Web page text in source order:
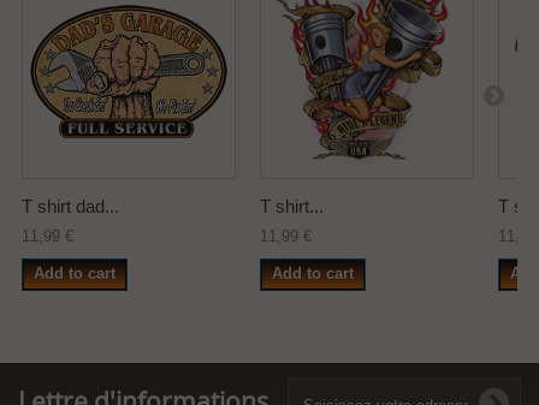
T shirt dad...
11,99 €
Add to cart
T shirt...
11,99 €
Add to cart
T